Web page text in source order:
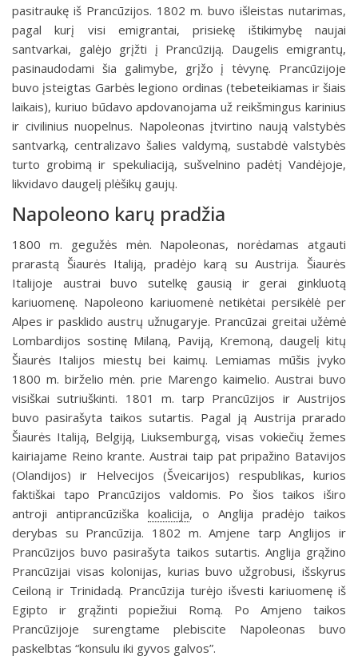
pasitraukę iš Prancūzijos. 1802 m. buvo išleistas nutarimas,
pagal kurį visi emigrantai, prisiekę ištikimybę naujai
santvarkai, galėjo grįžti į Prancūziją. Daugelis emig­rantų,
pasinaudodami šia galimybe, grįžo į tėvynę. Prancūzijoje
buvo įsteigtas Garbės legiono ordinas (tebeteikiamas ir šiais
laikais), kuriuo būdavo apdovanojama už reikšmingus karinius
ir civilinius nuopelnus. Napoleonas įtvirtino naują valstybės
santvarką, centralizavo šalies valdy­mą, sustabdė valstybės
turto grobimą ir spekuliaciją, sušvelnino padėtį Vandėjoje,
likvidavo daugelį plėšikų gaujų.
Napoleono karų pradžia
1800 m. gegužės mėn. Napoleonas, norėdamas atgauti
prarastą Šiaurės Italiją, pradėjo karą su Austrija. Šiaurės
Italijoje austrai buvo sutelkę gausią ir gerai ginkluotą
kariuomenę. Napoleono kariuomenė netikėtai persikėlė per
Alpes ir pasklido austrų užnugaryje. Prancūzai greitai užėmė
Lombardijos sostinę Mila­ną, Paviją, Kremoną, daugelį kitų
Šiaurės Italijos miestų bei kaimų. Lemiamas mūšis įvyko
1800 m. birželio mėn. prie Marengo kaimelio. Austrai buvo
visiš­kai sutriuškinti. 1801 m. tarp Prancūzijos ir Austrijos
buvo pasirašyta taikos sutartis. Pagal ją Austrija prarado
Šiaurės Italiją, Belgiją, Liuksemburgą, visas vokiečių že­mes
kairiajame Reino krante. Austrai taip pat pripažino Batavijos
(Olandijos) ir Helvecijos (Šveicarijos) respublikas, kurios
faktiškai tapo Prancūzijos valdo­mis. Po šios taikos iširo
antroji antiprancūziškakoalicija, o Anglija pradėjo tai­kos
derybas su Prancūzija. 1802 m. Amjene tarp Anglijos ir
Prancūzijos buvo pasirašyta taikos sutartis. Anglija grąžino
Prancūzijai visas kolonijas, kurias buvo užgrobusi, išskyrus
Ceiloną ir Trinidadą. Prancūzija turėjo išvesti kariuo­menę iš
Egipto ir grąžinti popiežiui Romą. Po Amjeno taikos
Prancūzijoje surengtame plebiscite Napoleonas buvo
paskelbtas “konsulu iki gyvos galvos”.